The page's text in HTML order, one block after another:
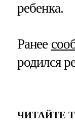
ребенка.
Ранее
родился
ЧИТАЙТЕ